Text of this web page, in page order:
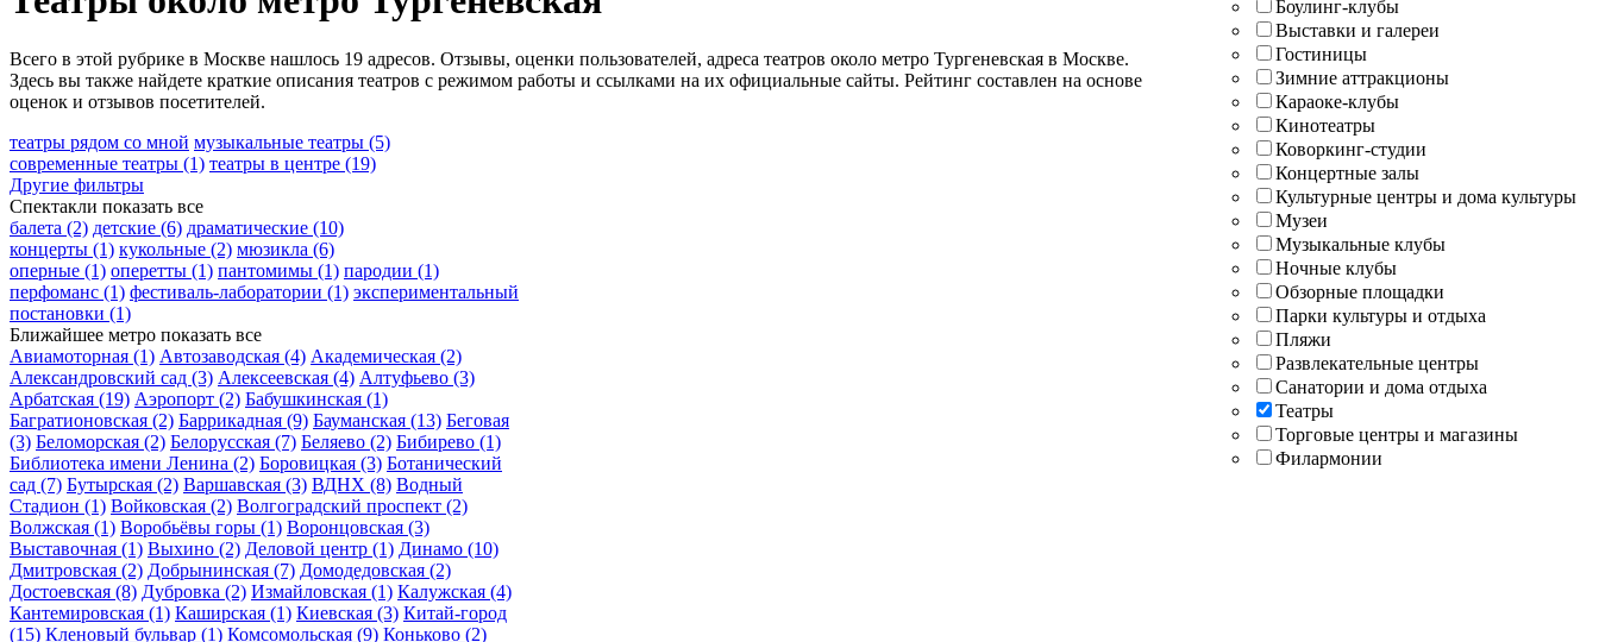
Боулинг-клубы
Выставки и галереи
Гостиницы
Зимние аттракционы
Караоке-клубы
Кинотеатры
Коворкинг-студии
Концертные залы
Культурные центры и дома культуры
Музеи
Музыкальные клубы
Ночные клубы
Обзорные площадки
Парки культуры и отдыха
Пляжи
Развлекательные центры
Санатории и дома отдыха
Театры
Торговые центры и магазины
Филармонии
Всего в этой рубрике в Москве нашлось 19 адресов. Отзывы, оценки пользователей, адреса театров около метро Тургеневская в Москве.
Здесь вы также найдете краткие описания театров с режимом работы и ссылками на их официальные сайты. Рейтинг составлен на основе
оценок и отзывов посетителей.
театры рядом со мной музыкальные театры (5)
современные театры (1) театры в центре (19)
Другие фильтры
Спектакли показать все
балета (2) детские (6) драматические (10)
концерты (1) кукольные (2) мюзикла (6)
оперные (1) оперетты (1) пантомимы (1) пародии (1)
перфоманс (1) фестиваль-лаборатории (1) экспериментальный
постановки (1)
Ближайшее метро показать все
Авиамоторная (1) Автозаводская (4) Академическая (2)
Александровский сад (3) Алексеевская (4) Алтуфьево (3)
Арбатская (19) Аэропорт (2) Бабушкинская (1)
Багратионовская (2) Баррикадная (9) Бауманская (13) Беговая
(3) Беломорская (2) Белорусская (7) Беляево (2) Бибирево (1)
Библиотека имени Ленина (2) Боровицкая (3) Ботанический
сад (7) Бутырская (2) Варшавская (3) ВДНХ (8) Водный
Стадион (1) Войковская (2) Волгоградский проспект (2)
Волжская (1) Воробьёвы горы (1) Воронцовская (3)
Выставочная (1) Выхино (2) Деловой центр (1) Динамо (10)
Дмитровская (2) Добрынинская (7) Домодедовская (2)
Достоевская (8) Дубровка (2) Измайловская (1) Калужская (4)
Кантемировская (1) Каширская (1) Киевская (3) Китай-город
(15) Кленовый бульвар (1) Комсомольская (9) Коньково (2)